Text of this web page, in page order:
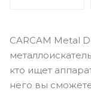
CARCAM Metal
кто ищет
него вы